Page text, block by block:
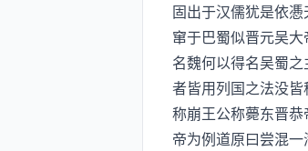
固出于汉儒犹是依
窜于巴蜀似晋元吴
名魏何以得名吴蜀
者皆用列国之法没
称崩王公称薨东晋
帝为例道原曰尝混